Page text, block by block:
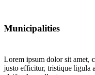
Municipalities
Lorem ipsum dolor sit amet,
justo efficitur, tristique ligula